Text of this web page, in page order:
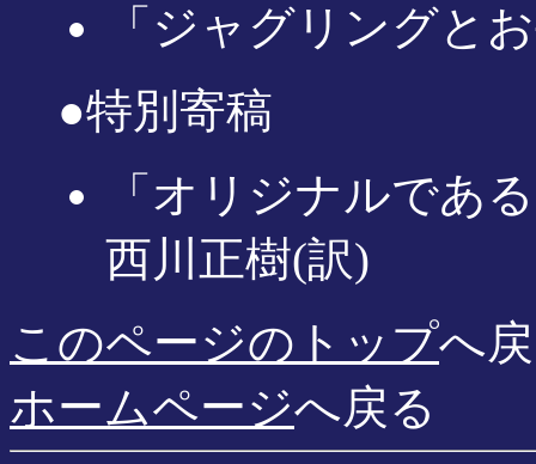
「ジャグリングと
●特別寄稿
「オリジナルであ
西川正樹(訳)
このページのトップへ
ホームページへ戻る